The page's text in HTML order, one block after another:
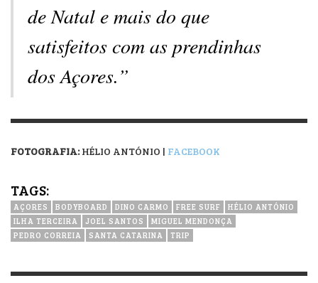
de Natal e mais do que
satisfeitos com as prendinhas
dos Açores.”
FOTOGRAFIA:HÉLIO ANTÓNIO | FACEBOOK
TAGS:
AÇORES BODYBOARD DINO CARMO FREE SURF
HÉLIO ANTÓNIO
ILHA TERCEIRA
JOEL SANTOS
MIGUEL MENDONÇA
PEDRO CORREIA
SANTA CATARINA TRIP